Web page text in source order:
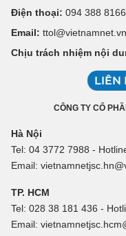
Điện thoại: 094 388 8166
Email: ttol@vietnamnet.vn
Chịu trách nhiệm nội
LIÊN
CÔNG TY CỔ
Hà Nội
Tel: 04 3772 7988 -
Email:
TP. HCM
Tel: 028 38 181 436 -
Email: